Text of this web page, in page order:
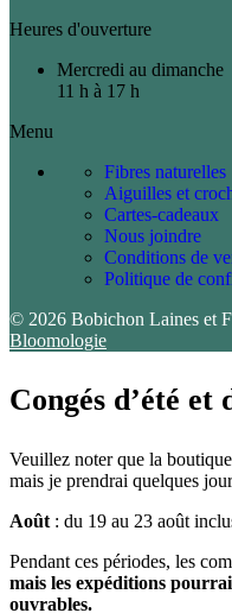
Heures d'ouverture
Mercredi au dimanche
11 h à 17 h
Menu
Fibres naturelles
Aiguilles et
Cartes-cadeaux
Nous joindre
Conditions de
Politique de
© 2026 Bobichon Laines et
Bloomologie
Congés d’été et
Veuillez noter que la
mais je prendrai quelques
Août : du 19 au 23 août
Pendant ces périodes, les
mais les expéditions
ouvrables.